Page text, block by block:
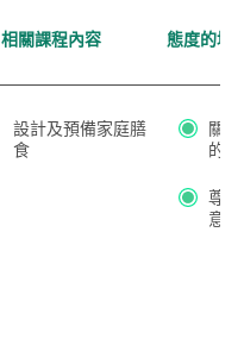
相關課程內容 態度的培
設計及預備家庭膳
食
關
的
尊
意